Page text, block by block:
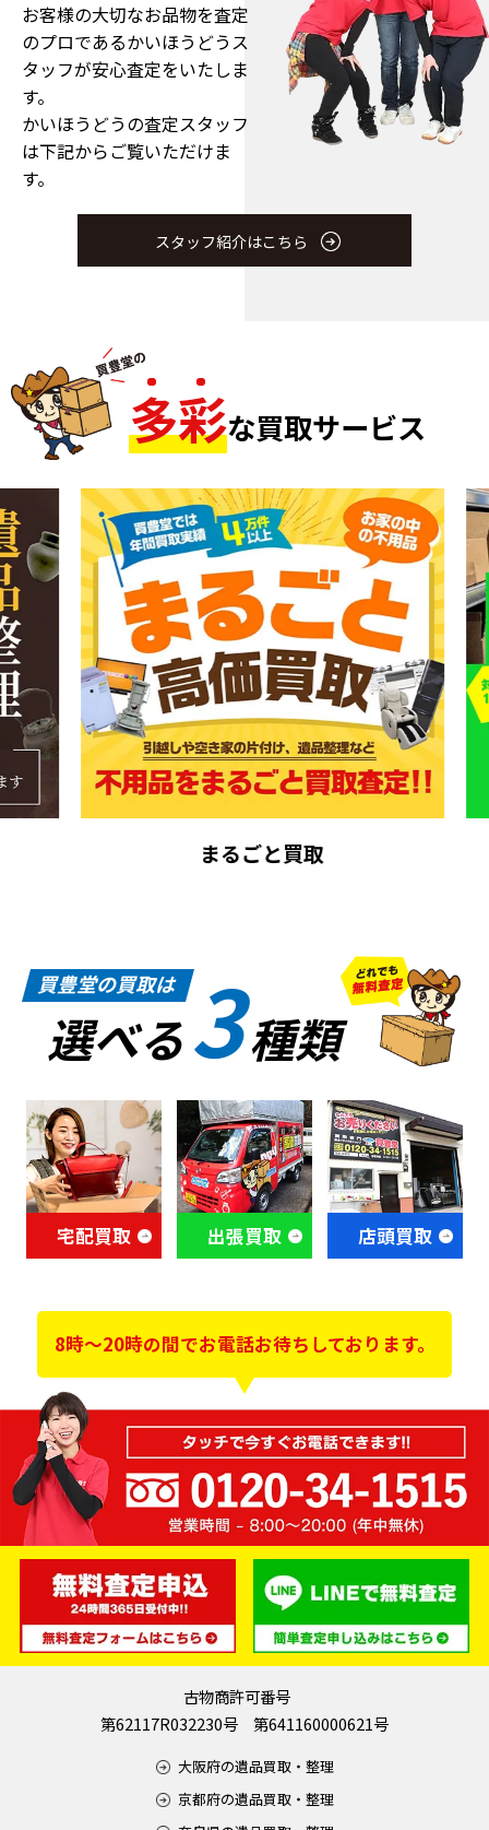
お客様の大切なお品物を査定
のプロであるかいほうどうス
タッフが安心査定をいたしま
す。
かいほうどうの査定スタッフ
は下記からご覧いただけま
す。
スタッフ紹介はこちら
多彩な買取サービス
まるごと買取
買豊堂の買取は
選べる3種類
宅配買取 出張買取 店頭買取
8時～20時の間でお電話お待ちしております。
古物商許可番号
第62117R032230号 第641160000621号
大阪府の遺品買取・整理
京都府の遺品買取・整理